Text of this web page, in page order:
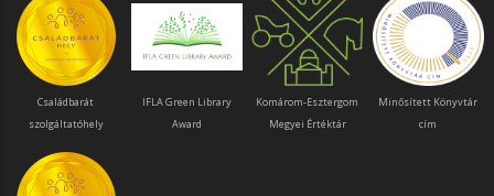
Családbarát
szolgáltatóhely
IFLA Green Library
Award
Komárom-Esztergom
Megyei Értéktár
Minősített Könyvtár
cím